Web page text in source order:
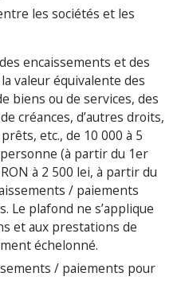
les sociétés et les
encaissements et des
valeur équivalente des
biens ou de services, des
créances, d’autres droits,
etc., de 10 000 à 5
(à partir du 1er
à 2 500 lei, à partir du
/ paiements
plafond ne s’applique
et aux prestations de
échelonné.
/ paiements pour